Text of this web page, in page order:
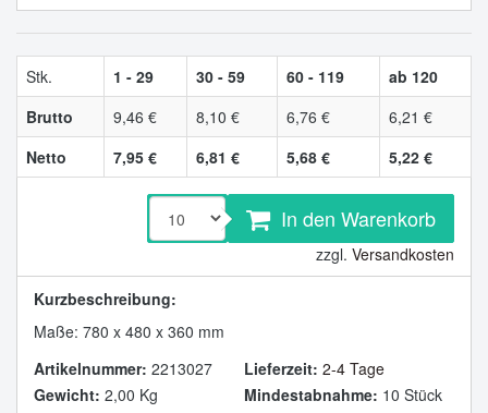
Stk. 1 - 29 30 - 59 60 - 119
ab 120
Brutto
9,46 € 8,10 € 6,76 €
6,21 €
Netto
7,95 € 6,81 € 5,68 € 5,22 €
In den Warenkorb
zzgl. Versandkosten
Kurzbeschreibung:
Maße: 780 x 480 x 360 mm
Artikelnummer: 2213027 Lieferzeit: 2-4 Tage
Gewicht: 2,00 Kg Mindestabnahme: 10 Stück